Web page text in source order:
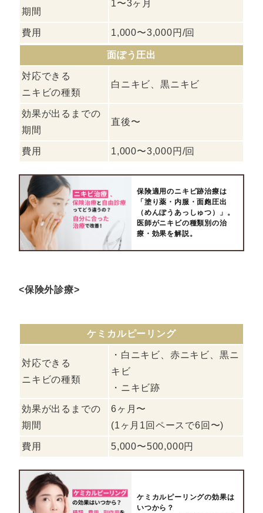
期間
1〜3ヶ月
費用 1,000〜3,000円/回
面ぽう圧出
対応できる
ニキビの種類
白ニキビ、黒ニキビ
効果が出るまでの
期間
直後〜
費用 1,000〜3,000円/回
保険適用のニキビ跡治療は
「塗り薬・内服・面皰圧出
（めんぽうあっしゅつ）」。
医師がニキビの種類別の治
療・効果を解説。
<保険外診療>
ケミカルピーリング
対応できる
ニキビの種類
・白ニキビ、赤ニキビ、黒ニ
キビ
・ニキビ跡
効果が出るまでの
期間
6ヶ月〜
(1ヶ月1回ペースで6回〜)
費用 5,000〜500,000円
ケミカルピーリングの効果は
いつから？